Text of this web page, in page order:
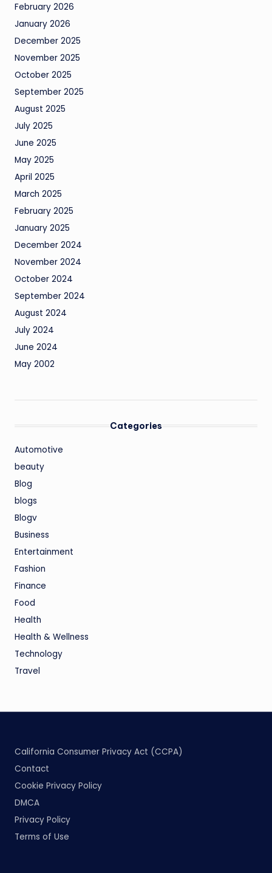
February 2026
January 2026
December 2025
November 2025
October 2025
September 2025
August 2025
July 2025
June 2025
May 2025
April 2025
March 2025
February 2025
January 2025
December 2024
November 2024
October 2024
September 2024
August 2024
July 2024
June 2024
May 2002
Categories
Automotive
beauty
Blog
blogs
Blogv
Business
Entertainment
Fashion
Finance
Food
Health
Health & Wellness
Technology
Travel
California Consumer Privacy Act (CCPA)
Contact
Cookie Privacy Policy
DMCA
Privacy Policy
Terms of Use